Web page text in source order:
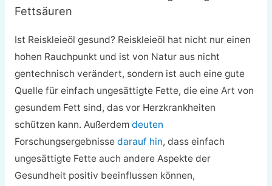
Fettsäuren
Ist Reiskleieöl gesund? Reiskleieöl hat nicht nur einen
hohen Rauchpunkt und ist von Natur aus nicht
gentechnisch verändert, sondern ist auch eine gute
Quelle für einfach ungesättigte Fette, die eine Art von
gesundem Fett sind, das vor Herzkrankheiten
schützen kann. Außerdem deuten
Forschungsergebnisse darauf hin, dass einfach
ungesättigte Fette auch andere Aspekte der
Gesundheit positiv beeinflussen können,